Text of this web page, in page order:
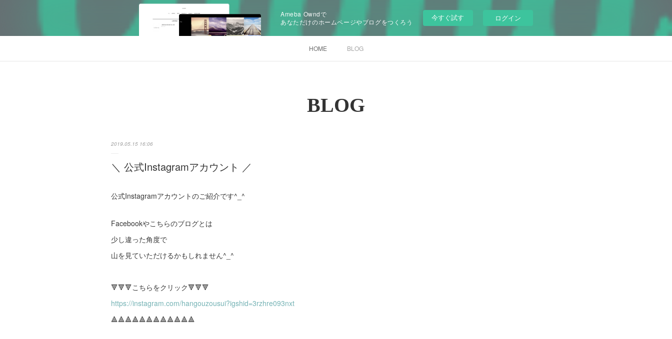
Ameba Owndで
あなただけのホームページやブログをつくろう
今すぐ試す ログイン
HOME BLOG
BLOG
2019.05.15 16:06
＼ 公式Instagramアカウント ／
公式Instagramアカウントのご紹介です^_^
Facebookやこちらのブログとは
少し違った角度で
山を見ていただけるかもしれません^_^
🔻🔻🔻こちらをクリック🔻🔻🔻
https://instagram.com/hangouzousui?igshid=3rzhre093nxt
🔺🔺🔺🔺🔺🔺🔺🔺🔺🔺🔺🔺